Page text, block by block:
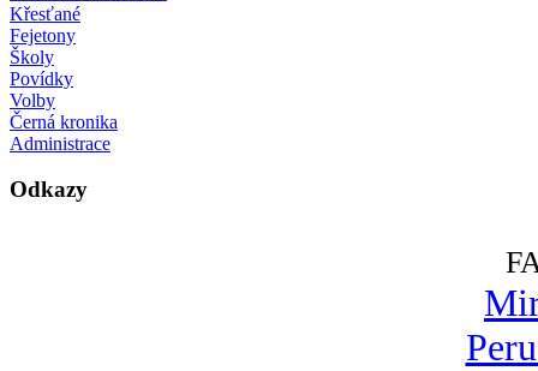
Křesťané
Fejetony
Školy
Povídky
Volby
Černá kronika
Administrace
Odkazy